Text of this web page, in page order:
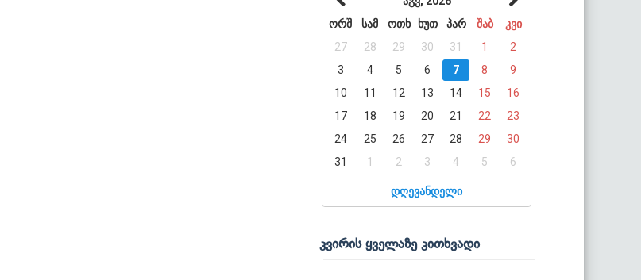
ორშ
სამ ოთხ ხუთ პარ შაბ
კვი
27
28 29 30 31 1
2
3
4 5 6 7 8
9
10
11 12 13 14 15
16
17
18 19 20 21 22
23
24
25 26 27 28 29
30
31
1 2 3 4 5 6
დღევანდელი
კვირის ყველაზე კითხვადი